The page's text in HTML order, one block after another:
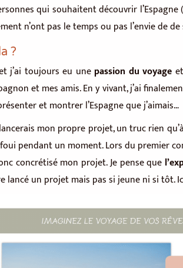
qui souhaitent découvrir
n’ont pas le temps ou pas l’envie de
?
j’ai toujours eu une passion du voyage
et mes amis. En y vivant, j’ai
et montrer l’Espagne que j’aimais…
mon propre projet, un truc rien
pendant un moment. Lors du premier
concrétisé mon projet. Je pense que
lancé un projet mais pas si jeune ni si tôt.